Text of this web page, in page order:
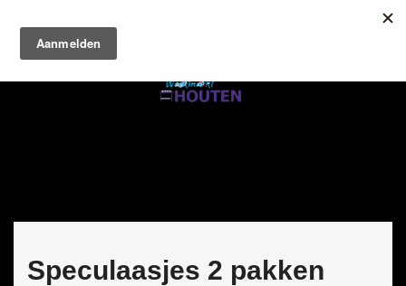
Speculaasjes 2 pakken